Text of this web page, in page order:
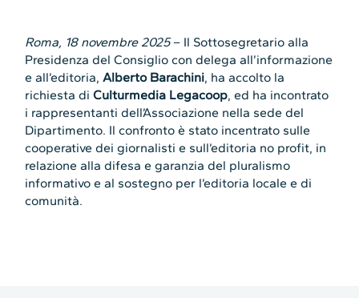
Roma, 18 novembre 2025– Il Sottosegretario alla
Presidenza del Consiglio con delega all’informazione
e all’editoria,Alberto Barachini, ha accolto la
richiesta diCulturmedia Legacoop, ed ha incontrato
i rappresentanti dell’Associazione nella sede del
Dipartimento. Il confronto è stato incentrato sulle
cooperative dei giornalisti e sull’editoria no profit, in
relazione alla difesa e garanzia del pluralismo
informativo e al sostegno per l’editoria locale e di
comunità.